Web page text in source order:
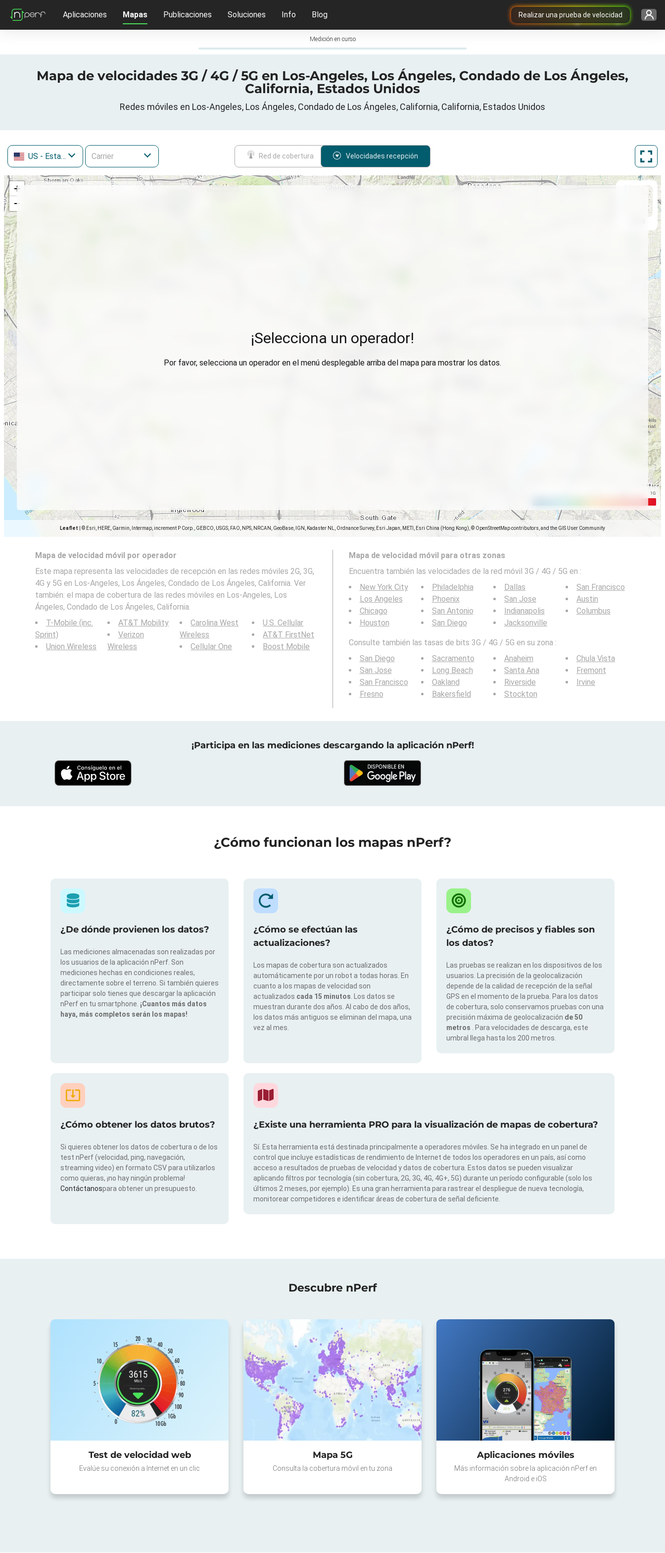
Realizar una prueba de velocidad
Aplicaciones Mapas Publicaciones Soluciones Info Blog
Medición en curso
Mapa de velocidades 3G / 4G / 5G en Los-Angeles, Los Ángeles, Condado de Los Ángeles,
California, Estados Unidos
Redes móviles en Los-Angeles, Los Ángeles, Condado de Los Ángeles, California, California, Estados Unidos
US - Estados Unidos Red de cobertura Velocidades recepción
+
−
Leaflet © Esri, HERE, Garmin, Intermap, increment P Corp., GEBCO, USGS, FAO, NPS, NRCAN, GeoBase, IGN, Kadaster NL, Ordnance Survey, Esri Japan, METI, Esri China (Hong Kong), © OpenStreetMap contributors, and the GIS User Community
¡Selecciona un operador!
Por favor, selecciona un operador en el menú desplegable arriba del mapa para mostrar los datos.
Mapa de velocidad móvil por operador
Este mapa representa las velocidades de recepción en las redes móviles 2G, 3G,
4G y 5G en Los-Angeles, Los Ángeles, Condado de Los Ángeles, California. Ver
también: el mapa de cobertura de las redes móviles en Los-Angeles, Los
Ángeles, Condado de Los Ángeles, California.
T-Mobile (inc.
Sprint)
Union Wireless
AT&T Mobility
Verizon
Wireless
Carolina West
Wireless
Cellular One
U.S. Cellular
AT&T FirstNet
Boost Mobile
Mapa de velocidad móvil para otras zonas
Encuentra también las velocidades de la red móvil 3G / 4G / 5G en :
New York City
Los Angeles
Chicago
Houston
Philadelphia
Phoenix
San Antonio
San Diego
Dallas
San Jose
Indianapolis
Jacksonville
San Francisco
Austin
Columbus
Consulte también las tasas de bits 3G / 4G / 5G en su zona :
San Diego
San Jose
San Francisco
Fresno
Sacramento
Long Beach
Oakland
Bakersfield
Anaheim
Santa Ana
Riverside
Stockton
Chula Vista
Fremont
Irvine
¡Participa en las mediciones descargando la aplicación nPerf!
¿Cómo funcionan los mapas nPerf?
¿De dónde provienen los datos?
Las mediciones almacenadas son realizadas por
los usuarios de la aplicación nPerf. Son
mediciones hechas en condiciones reales,
directamente sobre el terreno. Si también quieres
participar solo tienes que descargar la aplicación
nPerf en tu smartphone. ¡Cuantos más datos
haya, más completos serán los mapas!
¿Cómo se efectúan las
actualizaciones?
Los mapas de cobertura son actualizados
automáticamente por un robot a todas horas. En
cuanto a los mapas de velocidad son
actualizados cada 15 minutos . Los datos se
muestran durante dos años. Al cabo de dos años,
los datos más antiguos se eliminan del mapa, una
vez al mes.
¿Cómo de precisos y fiables son
los datos?
Las pruebas se realizan en los dispositivos de los
usuarios. La precisión de la geolocalización
depende de la calidad de recepción de la señal
GPS en el momento de la prueba. Para los datos
de cobertura, solo conservamos pruebas con una
precisión máxima de geolocalización de 50
metros
. Para velocidades de descarga, este
umbral llega hasta los 200 metros.
¿Cómo obtener los datos brutos?
Si quieres obtener los datos de cobertura o de los
test nPerf (velocidad, ping, navegación,
streaming video) en formato CSV para utilizarlos
como quieras, ¡no hay ningún problema!
Contáctanospara obtener un presupuesto.
¿Existe una herramienta PRO para la visualización de mapas de cobertura?
Sí. Esta herramienta está destinada principalmente a operadores móviles. Se ha integrado en un panel de
control que incluye estadísticas de rendimiento de Internet de todos los operadores en un país, así como
acceso a resultados de pruebas de velocidad y datos de cobertura. Estos datos se pueden visualizar
aplicando filtros por tecnología (sin cobertura, 2G, 3G, 4G, 4G+, 5G) durante un período configurable (solo los
últimos 2 meses, por ejemplo). Es una gran herramienta para rastrear el despliegue de nueva tecnología,
monitorear competidores e identificar áreas de cobertura de señal deficiente.
Descubre nPerf
Test de velocidad web
Evalúe su conexión a Internet en un clic
Mapa 5G
Consulta la cobertura móvil en tu zona
Aplicaciones móviles
Más información sobre la aplicación nPerf en
Android e iOS